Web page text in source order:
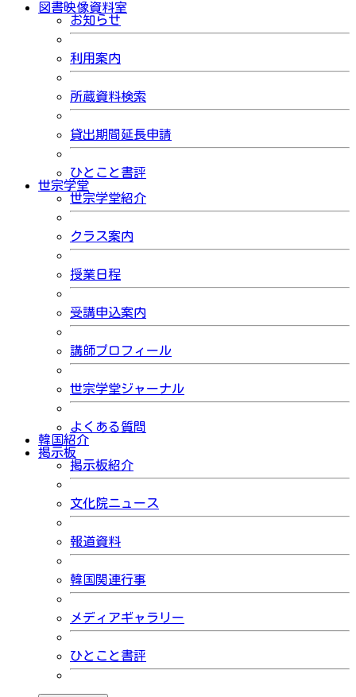
図書映像資料室
お知らせ
利用案内
所蔵資料検索
貸出期間延長申請
ひとこと書評
世宗学堂
世宗学堂紹介
クラス案内
授業日程
受講申込案内
講師プロフィール
世宗学堂ジャーナル
よくある質問
韓国紹介
掲示板
掲示板紹介
文化院ニュース
報道資料
韓国関連行事
メディアギャラリー
ひとこと書評